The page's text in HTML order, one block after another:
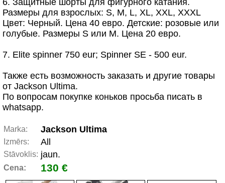
6. Защитные шорты для фигурного катания.
Размеры для взрослых: S, M, L, XL, XXL, XXXL
Цвет: Черный. Цена 40 евро. Детские: розовые или
голубые. Размеры S или M. Цена 20 евро.
7. Elite spinner 750 eur; Spinner SE - 500 eur.
Также есть возможность заказать и другие товары
от Jackson Ultima.
По вопросам покупке коньков просьба писать в
whatsapp.
Marka: Jackson Ultima
Izmērs: All
Stāvoklis: jaun.
Cena: 130 €